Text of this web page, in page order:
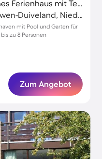
Kinderfreundliches schönes Ferienhaus mit Terrasse und Garten | Nah am Strand | Haustiere erlaubt
Brouwershaven, Schouwen-Duiveland, Niederlande
mit Pool und Garten für
zu 8 Personen
Zum Angebot